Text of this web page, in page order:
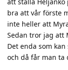
bra att vår förste
inte heller att
Sedan tror jag att
Det enda som
och då får man ta